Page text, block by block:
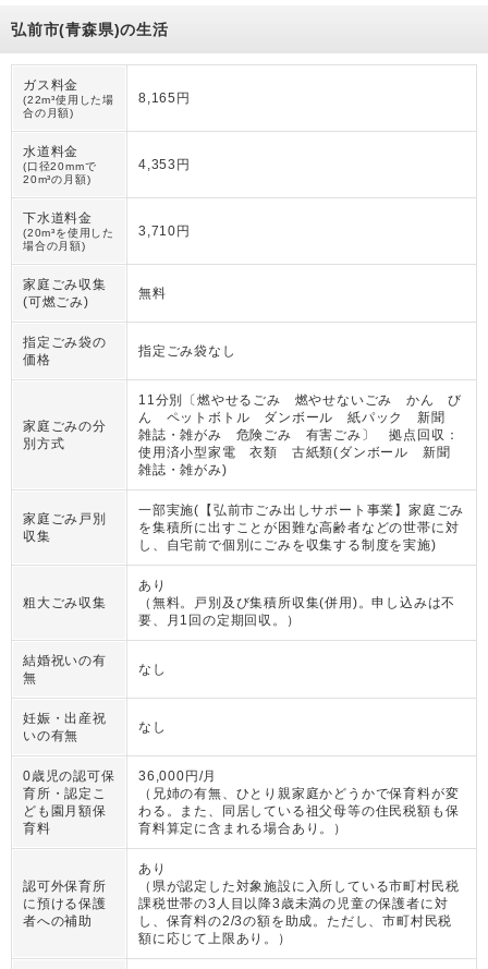
弘前市(青森県)の生活
ガス料金
(22m³使用した場
合の月額)
8,165円
水道料金
(口径20mmで
20m³の月額)
4,353円
下水道料金
(20m³を使用した
場合の月額)
3,710円
家庭ごみ収集
(可燃ごみ)
無料
指定ごみ袋の
価格
指定ごみ袋なし
家庭ごみの分
別方式
11分別〔燃やせるごみ 燃やせないごみ かん び
ん ペットボトル ダンボール 紙パック 新聞
雑誌・雑がみ 危険ごみ 有害ごみ〕 拠点回収：
使用済小型家電 衣類 古紙類(ダンボール 新聞
雑誌・雑がみ)
家庭ごみ戸別
収集
一部実施(【弘前市ごみ出しサポート事業】家庭ごみ
を集積所に出すことが困難な高齢者などの世帯に対
し、自宅前で個別にごみを収集する制度を実施)
粗大ごみ収集
あり
（ 無料。戸別及び集積所収集(併用)。申し込みは不
要、月1回の定期回収。
）
結婚祝いの有
無
なし
妊娠・出産祝
いの有無
なし
0歳児の認可保
育所・認定こ
ども園月額保
育料
36,000円/月
（ 兄姉の有無、ひとり親家庭かどうかで保育料が変
わる。また、同居している祖父母等の住民税額も保
育料算定に含まれる場合あり。
）
認可外保育所
に預ける保護
者への補助
あり
（ 県が認定した対象施設に入所している市町村民税
課税世帯の3人目以降3歳未満の児童の保護者に対
し、保育料の2/3の額を助成。ただし、市町村民税
額に応じて上限あり。
）